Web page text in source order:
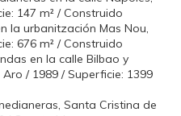
147 m² / Construido
la urbanitzación Mas Nou,
676 m² / Construido
en la calle Bilbao y
/ 1989 / Superficie: 1399
Santa Cristina de